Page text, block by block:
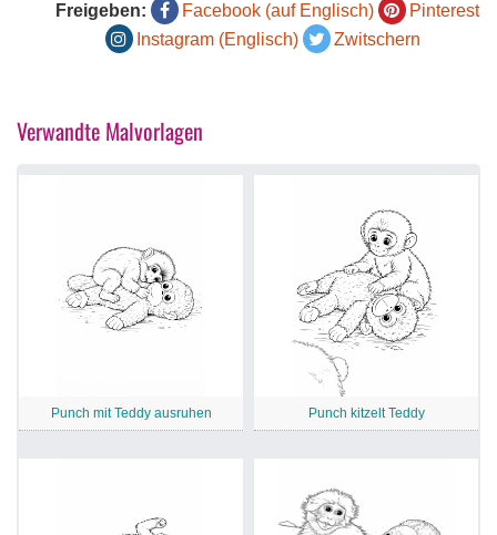
Freigeben: Facebook (auf Englisch)
Pinterest
Instagram (Englisch)
Zwitschern
Verwandte Malvorlagen
Punch mit Teddy ausruhen Punch kitzelt Teddy